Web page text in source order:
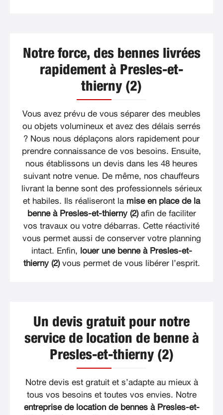
Notre force, des bennes livrées
rapidement à Presles-et-
thierny (2)
Vous avez prévu de vous séparer des meubles
ou objets volumineux et avez des délais serrés
? Nous nous déplaçons alors rapidement pour
prendre connaissance de vos besoins. Ensuite,
nous établissons un devis dans les 48 heures
suivant notre venue. De même, nos chauffeurs
livrant la benne sont des professionnels sérieux
et habiles. Ils réaliseront la mise en place de la
benne à Presles-et-thierny (2)afin de faciliter
vos travaux ou votre débarras. Cette réactivité
vous permet aussi de conserver votre planning
intact. Enfin, louer une benne à Presles-et-
thierny (2)vous permet de vous libérer l’esprit.
Un devis gratuit pour notre
service de location de benne à
Presles-et-thierny (2)
Notre devis est gratuit et s’adapte au mieux à
tous vos besoins et toutes vos envies. Notre
entreprise de location de bennes à Presles-et-